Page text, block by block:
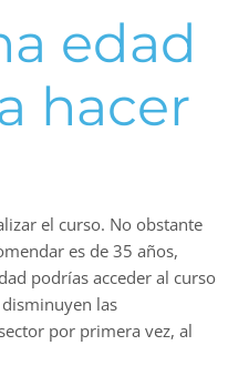
edad
hacer
el curso. No obstante
es de 35 años,
podrías acceder al curso
las
por primera vez, al